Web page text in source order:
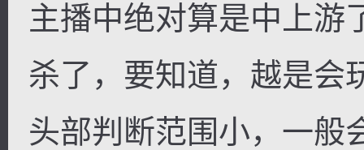
主播中绝对算是中上游
杀了，要知道，越是会
头部判断范围小，一般